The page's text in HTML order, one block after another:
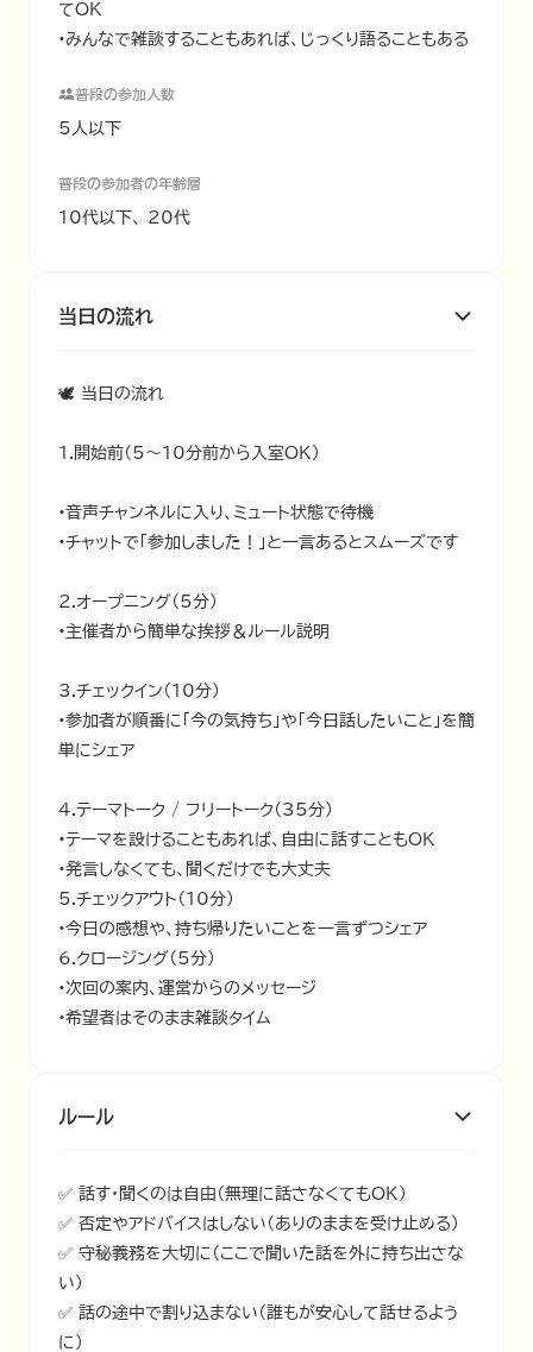
てOK
•みんなで雑談することもあれば、じっくり語ることもある
普段の参加人数
5人以下
普段の参加者の年齢層
10代以下、 20代
当日の流れ
🕊 当日の流れ
1.開始前（5～10分前から入室OK）
•音声チャンネルに入り、ミュート状態で待機
•チャットで「参加しました！」と一言あるとスムーズです
2.オープニング（5分）
•主催者から簡単な挨拶＆ルール説明
3.チェックイン（10分）
•参加者が順番に「今の気持ち」や「今日話したいこと」を簡
単にシェア
4.テーマトーク / フリートーク（35分）
•テーマを設けることもあれば、自由に話すこともOK
•発言しなくても、聞くだけでも大丈夫
5.チェックアウト（10分）
•今日の感想や、持ち帰りたいことを一言ずつシェア
6.クロージング（5分）
•次回の案内、運営からのメッセージ
•希望者はそのまま雑談タイム
ルール
✅ 話す・聞くのは自由（無理に話さなくてもOK）
✅ 否定やアドバイスはしない（ありのままを受け止める）
✅ 守秘義務を大切に（ここで聞いた話を外に持ち出さな
い）
✅ 話の途中で割り込まない（誰もが安心して話せるよう
に）